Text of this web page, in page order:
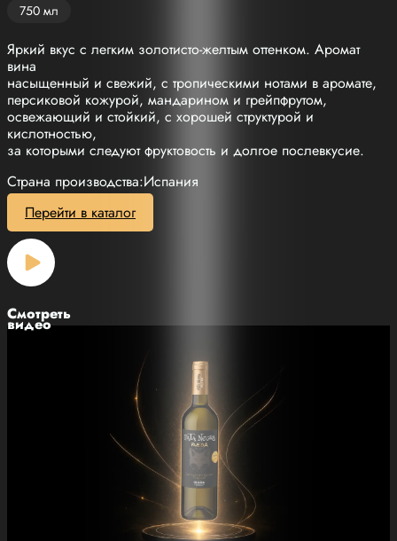
750 мл
Яркий вкус с легким золотисто-желтым оттенком. Аромат
вина
насыщенный и свежий, с тропическими нотами в аромате,
персиковой кожурой, мандарином и грейпфрутом,
освежающий и стойкий, с хорошей структурой и
кислотностью,
за которыми следуют фруктовость и долгое послевкусие.
Страна производства:Испания
Перейти в каталог
Смотреть
видео